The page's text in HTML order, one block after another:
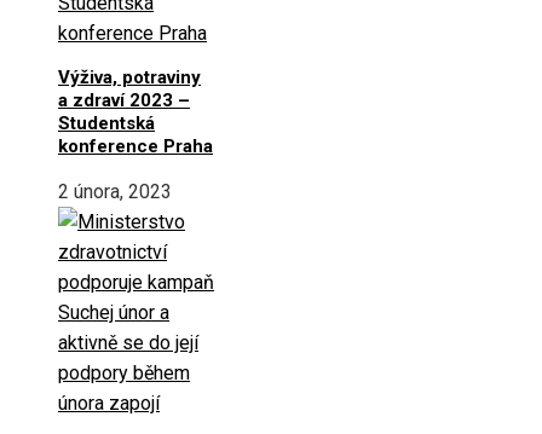
Výživa, potraviny
a zdraví 2023 –
Studentská
konference Praha
2 února, 2023